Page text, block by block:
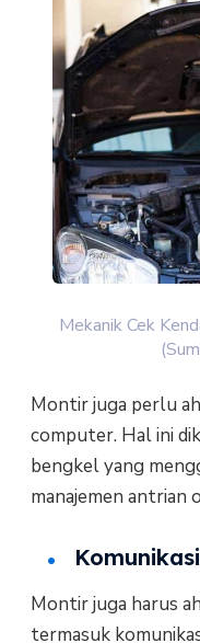
Mekanik Cek
Montir juga perlu
computer. Hal ini
bengkel yang
manajemen antrian
Komunikasi
Montir juga harus
termasuk